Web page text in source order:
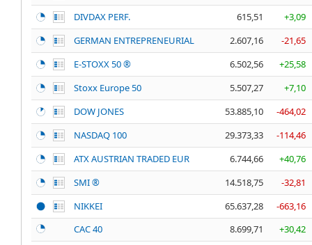
DIVDAX PERF.
615,51
+3,09
GERMAN ENTREPRENEURIAL
2.607,16
-21,65
E-STOXX 50 ®
6.502,56
+25,58
Stoxx Europe 50
5.507,27
+7,10
DOW JONES
53.885,10
-464,02
NASDAQ 100
29.373,33
-114,46
ATX AUSTRIAN TRADED EUR
6.744,66
+40,76
SMI ®
14.518,75
-32,81
NIKKEI
65.637,28
-663,16
CAC 40
8.699,71 +30,42